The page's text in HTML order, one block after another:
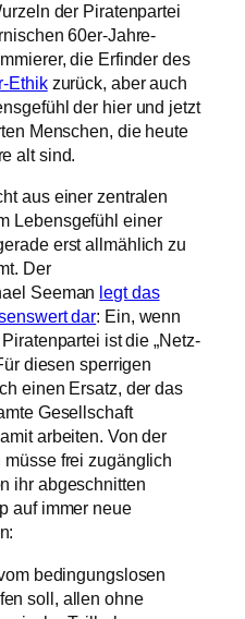
der Piratenpartei
60er-Jahre-
die Erfinder des
Ethikzurück, aber auch
der hier und jetzt
Menschen, die heute
alt sind.
aus einer zentralen
Lebensgefühl einer
erst allmählich zu
Der
Seeman legt das
dar: Ein, wenn
ist die „Netz-
diesen sperrigen
einen Ersatz, der das
Gesellschaft
arbeiten. Von der
müsse frei zugänglich
ihr abgeschnitten
auf immer neue
bedingungslosen
soll, allen ohne